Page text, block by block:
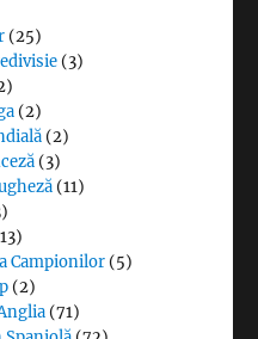
(25)
(3)
(2)
(2)
(3)
(11)
Campionilor (5)
(2)
(71)